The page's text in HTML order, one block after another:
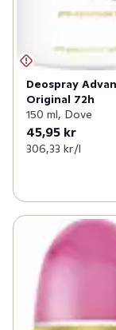
Deospray
Original 72h
150 ml, Dove
45,95 kr
306,33 kr /l